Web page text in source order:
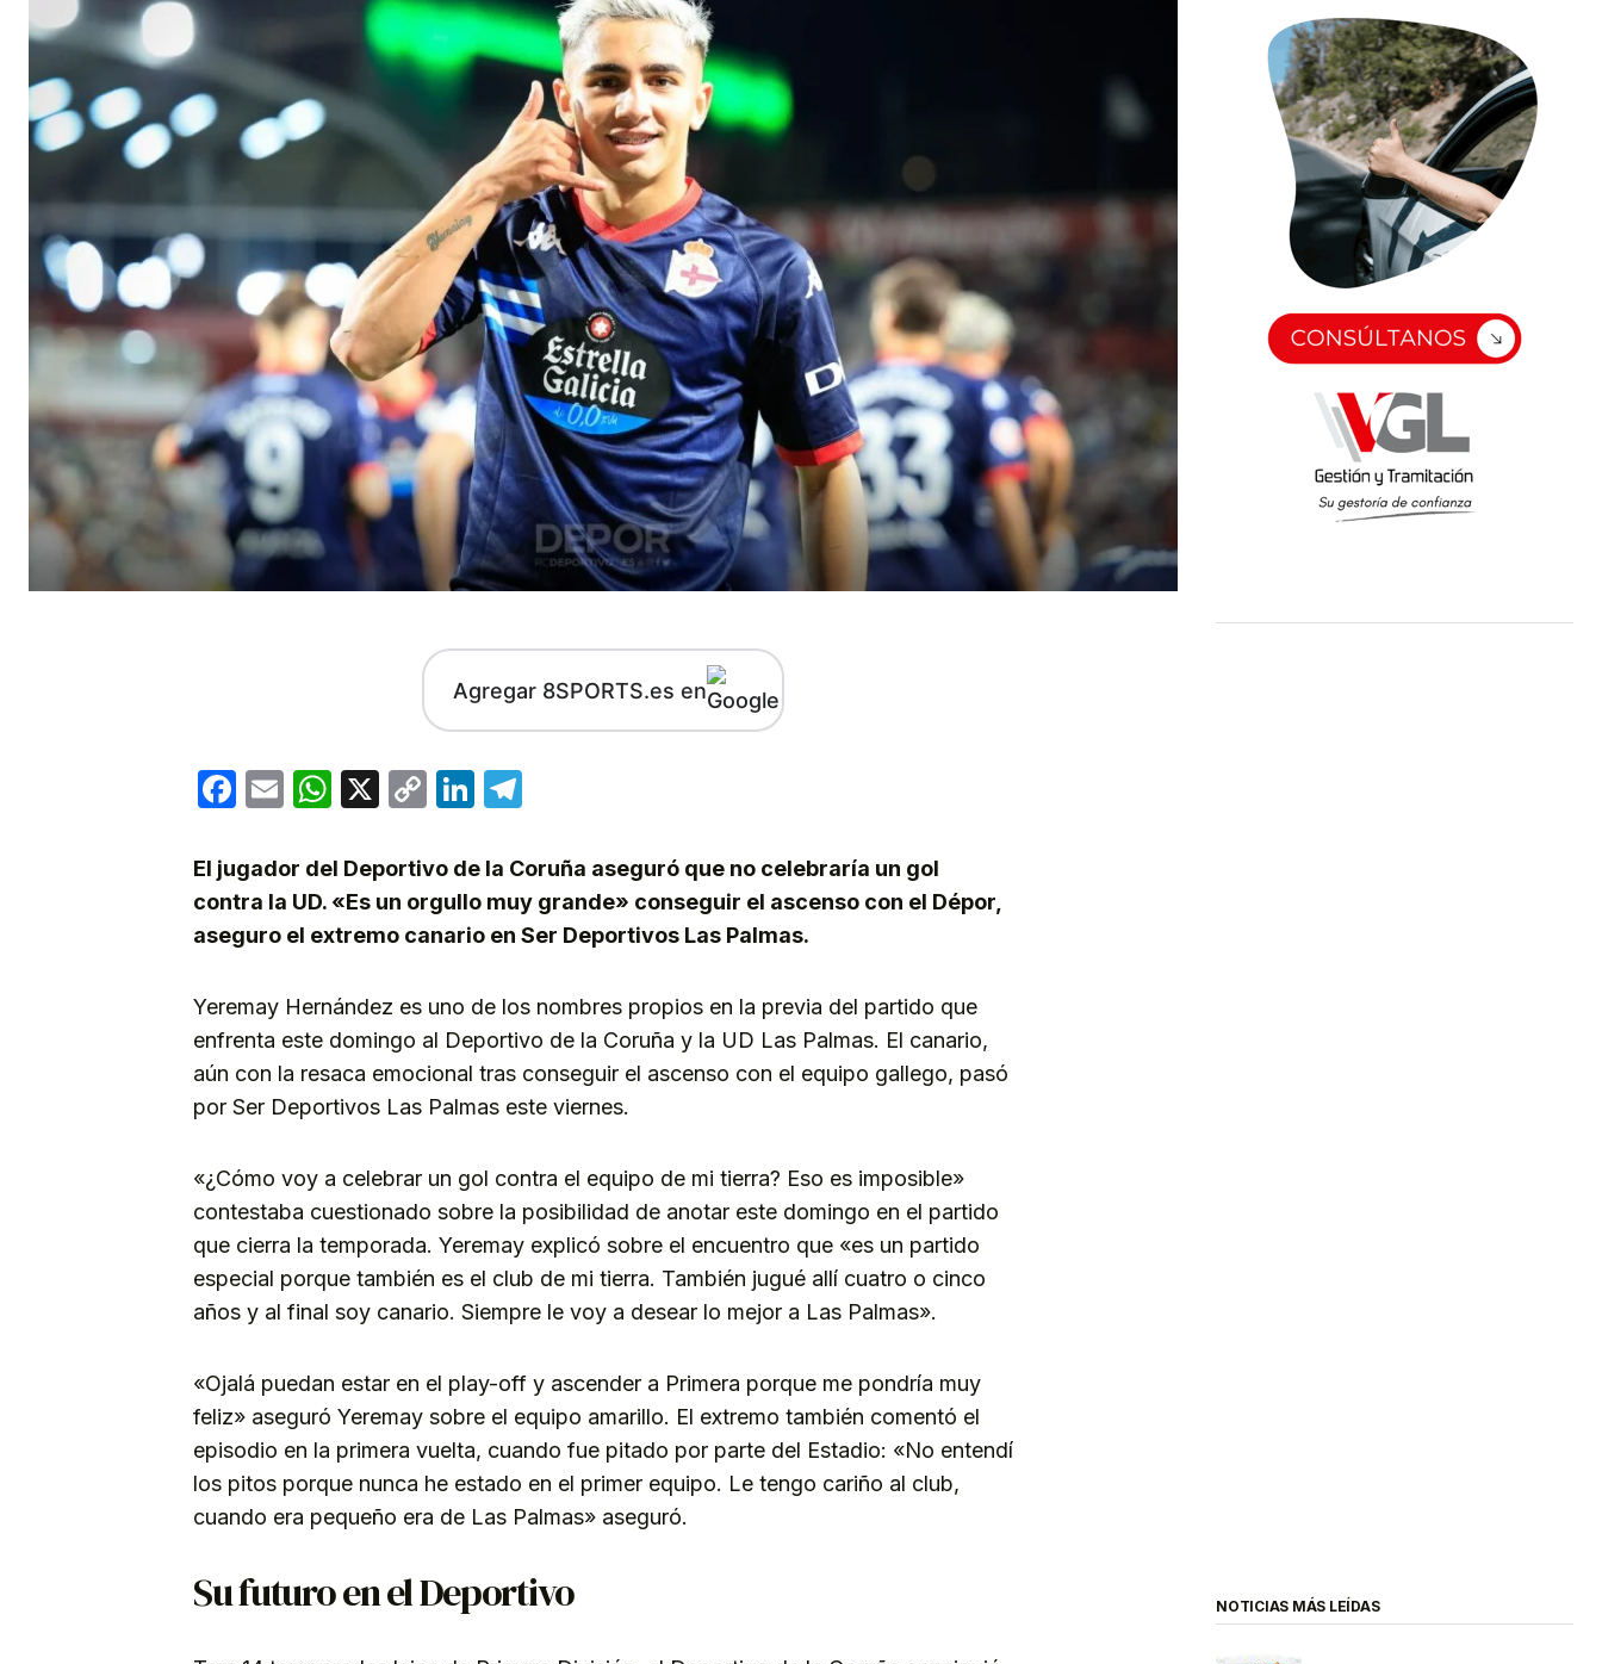
Agregar 8SPORTS.es en
Facebook
EmailWhatsApp
X
CopyLinkedIn
El jugador del Deportivo de la Coruña aseguró que no celebraría un gol
contra la UD. «Es un orgullo muy grande» conseguir el ascenso con el Dépor,
aseguro el extremo canario en Ser Deportivos Las Palmas.
Yeremay Hernández es uno de los nombres propios en la previa del partido que
enfrenta este domingo al Deportivo de la Coruña y la UD Las Palmas. El canario,
aún con la resaca emocional tras conseguir el ascenso con el equipo gallego, pasó
por Ser Deportivos Las Palmas este viernes.
«¿Cómo voy a celebrar un gol contra el equipo de mi tierra? Eso es imposible»
contestaba cuestionado sobre la posibilidad de anotar este domingo en el partido
que cierra la temporada. Yeremay explicó sobre el encuentro que «es un partido
especial porque también es el club de mi tierra. También jugué allí cuatro o cinco
años y al final soy canario. Siempre le voy a desear lo mejor a Las Palmas».
«Ojalá puedan estar en el play-off y ascender a Primera porque me pondría muy
feliz» aseguró Yeremay sobre el equipo amarillo. El extremo también comentó el
episodio en la primera vuelta, cuando fue pitado por parte del Estadio: «No entendí
los pitos porque nunca he estado en el primer equipo. Le tengo cariño al club,
cuando era pequeño era de Las Palmas» aseguró.
Su futuro en el Deportivo NOTICIAS MÁS LEÍDAS